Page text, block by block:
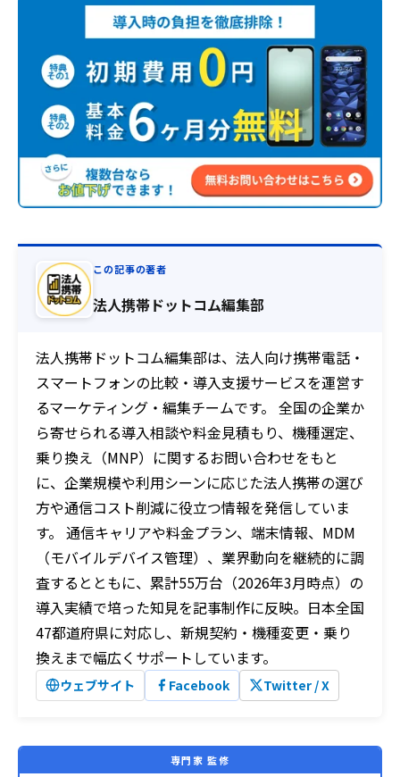
この記事の著者
法人携帯ドットコム編集部
法人携帯ドットコム編集部は、法人向け携帯電話・
スマートフォンの比較・導入支援サービスを運営す
るマーケティング・編集チームです。 全国の企業か
ら寄せられる導入相談や料金見積もり、機種選定、
乗り換え（MNP）に関するお問い合わせをもと
に、企業規模や利用シーンに応じた法人携帯の選び
方や通信コスト削減に役立つ情報を発信していま
す。 通信キャリアや料金プラン、端末情報、MDM
（モバイルデバイス管理）、業界動向を継続的に調
査するとともに、累計55万台（2026年3月時点）の
導入実績で培った知見を記事制作に反映。日本全国
47都道府県に対応し、新規契約・機種変更・乗り
換えまで幅広くサポートしています。
ウェブサイト Facebook Twitter / X
専門家 監修